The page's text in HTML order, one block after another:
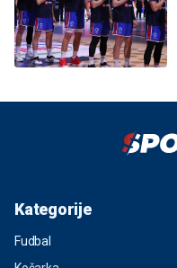
Kategorije
Fudbal